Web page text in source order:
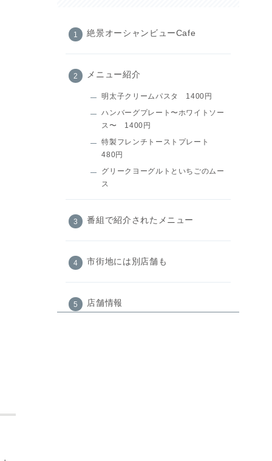
絶景オーシャンビューCafe
メニュー紹介
明太子クリームパスタ 1400円
ハンバーグプレート〜ホワイトソー
ス〜 1400円
特製フレンチトーストプレート
480円
グリークヨーグルトといちごのムー
ス
番組で紹介されたメニュー
市街地には別店舗も
店舗情報